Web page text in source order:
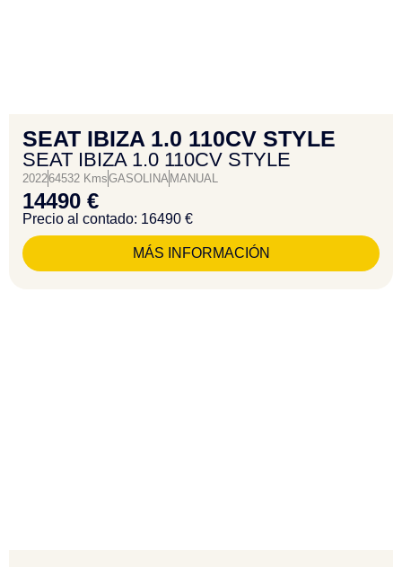
SEAT IBIZA 1.0 110CV STYLE
SEAT IBIZA 1.0 110CV STYLE
202264532 KmsGASOLINA MANUAL
14490 €
Precio al contado: 16490 €
MÁS INFORMACIÓN